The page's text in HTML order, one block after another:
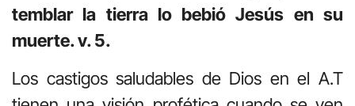
temblar la tierra lo bebió Jesús en su
muerte. v. 5.
Los castigos saludables de Dios en el A.T